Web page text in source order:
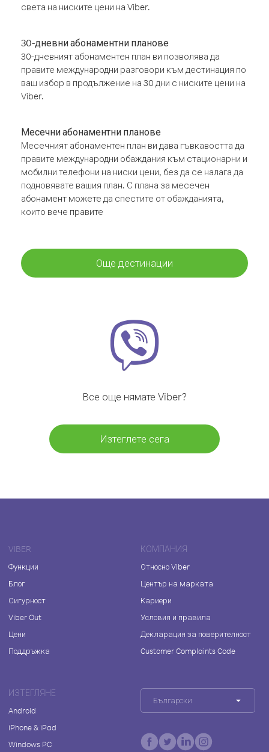
света на ниските цени на Viber.
30-дневни абонаментни планове
30-дневният абонаментен план ви позволява да
правите международни разговори към дестинация по
ваш избор в продължение на 30 дни с ниските цени на
Viber.
Месечни абонаментни планове
Месечният абонаментен план ви дава гъвкавостта да
правите международни обаждания към стационарни и
мобилни телефони на ниски цени, без да се налага да
подновявате вашия план. С плана за месечен
абонамент можете да спестите от обажданията,
които вече правите
Още дестинации
Все още нямате Viber?
Изтеглете сега
VIBER
Функции
Блог
Сигурност
Viber Out
Цени
Поддръжка
КОМПАНИЯ
Относно Viber
Център на марката
Кариери
Условия и правила
Декларация за поверителност
Customer Complaints Code
ИЗТЕГЛЯНЕ
Android
iPhone & iPad
Windows PC
Български